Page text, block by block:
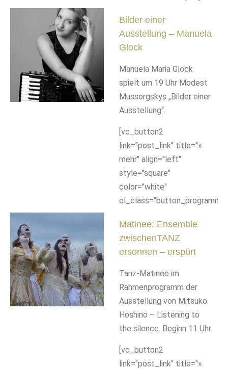
Bilder einer
Ausstellung – Manuela
Glock
Manuela Maria Glock
spielt um 19 Uhr Modest
Mussorgskys „Bilder einer
Ausstellung“.
[vc_button2
link="post_link" title="»
mehr" align="left"
style="square"
color="white"
el_class="button_programm"]
Matinee: Ensemble
zwischenTANZ
ersonnen – erspürt
Tanz-Matinee im
Rahmenprogramm der
Ausstellung von Mitsuko
Hoshino – Listening to
the silence. Beginn 11 Uhr.
[vc_button2
link="post_link" title="»